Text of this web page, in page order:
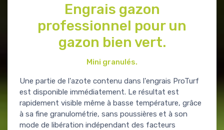
Engrais gazon
professionnel pour un
gazon bien vert.
Mini granulés.
Une partie de l'azote contenu dans l'engrais ProTurf
est disponible immédiatement. Le résultat est
rapidement visible même à basse température, grâce
à sa fine granulométrie, sans poussières et à son
mode de libération indépendant des facteurs